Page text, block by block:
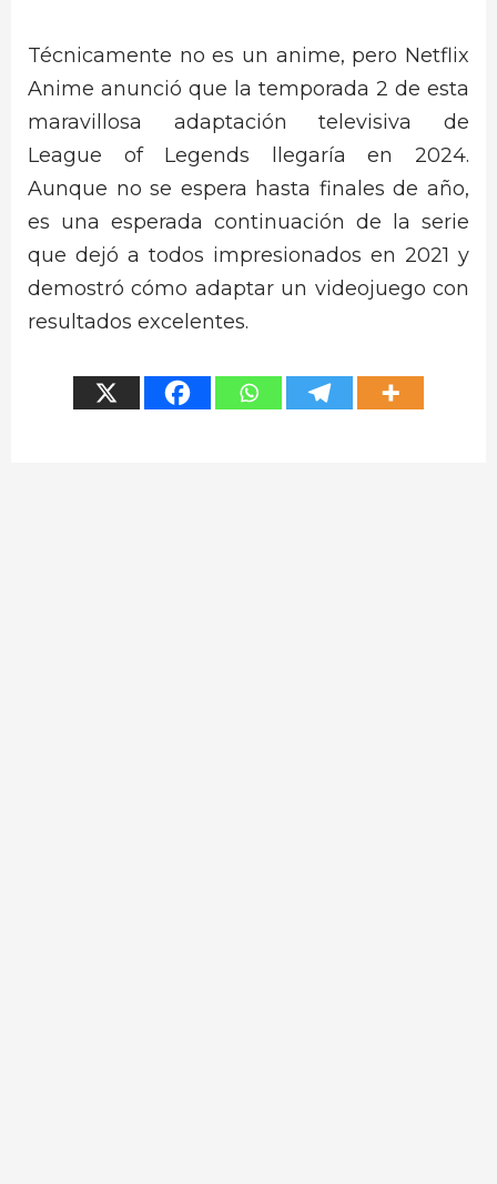
Técnicamente no es un anime, pero Netflix
Anime anunció que la temporada 2 de esta
maravillosa adaptación televisiva de
League of Legends llegaría en 2024.
Aunque no se espera hasta finales de año,
es una esperada continuación de la serie
que dejó a todos impresionados en 2021 y
demostró cómo adaptar un videojuego con
resultados excelentes.